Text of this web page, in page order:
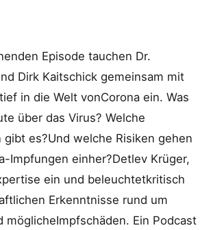
Episode tauchen Dr.
Dirk Kaitschick gemeinsam mit
in die Welt vonCorona ein. Was
über das Virus? Welche
gibt es?Und welche Risiken gehen
Impfungen einher?Detlev Krüger,
ein und beleuchtetkritisch
Erkenntnisse rund um
möglicheImpfschäden. Ein Podcast